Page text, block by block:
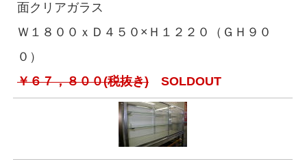
面クリアガラス
Ｗ１８００ｘＤ４５０×Ｈ１２２０（ＧＨ９０
０）
￥６７，８００(税抜き) SOLDOUT